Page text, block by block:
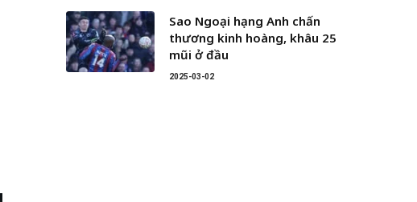
Sao Ngoại hạng Anh chấn
thương kinh hoàng, khâu 25
mũi ở đầu
2025-03-02